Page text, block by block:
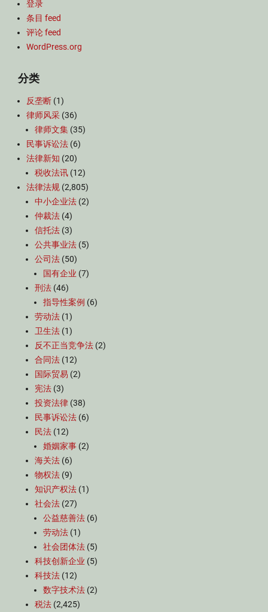
登录
条目 feed
评论 feed
WordPress.org
分类
反垄断 (1)
律师风采 (36)
律师文集 (35)
民事诉讼法 (6)
法律新知 (20)
税收法讯 (12)
法律法规 (2,805)
中小企业法 (2)
仲裁法 (4)
信托法 (3)
公共事业法 (5)
公司法 (50)
国有企业 (7)
刑法 (46)
指导性案例 (6)
劳动法 (1)
卫生法 (1)
反不正当竞争法 (2)
合同法 (12)
国际贸易 (2)
宪法 (3)
投资法律 (38)
民事诉讼法 (6)
民法 (12)
婚姻家事 (2)
海关法 (6)
物权法 (9)
知识产权法 (1)
社会法 (27)
公益慈善法 (6)
劳动法 (1)
社会团体法 (5)
科技创新企业 (5)
科技法 (12)
数字技术法 (2)
税法 (2,425)